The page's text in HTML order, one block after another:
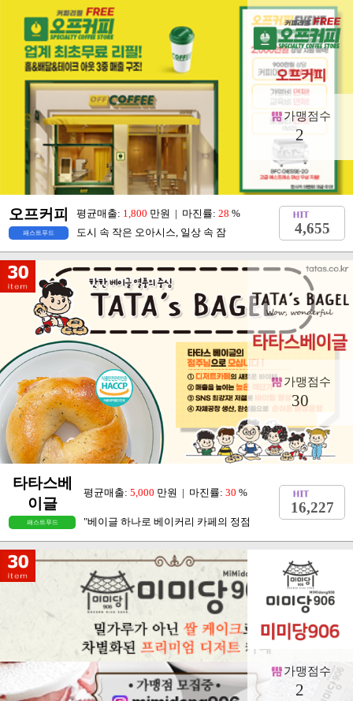
가맹점수
2
오프커피 평균매출: 1,800 만원 | 마진률: 28 %
패스트푸드 도시 속 작은 오아시스, 일상 속 잠 4,655
가맹점수
30
타타스베
이글
평균매출: 5,000 만원 | 마진률: 30 %
패스트푸드 "베이글 하나로 베이커리 카페의 정점
16,227
가맹점수
2